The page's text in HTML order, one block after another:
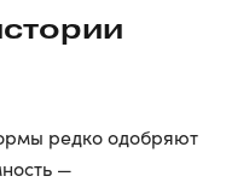
редко одобряют
—